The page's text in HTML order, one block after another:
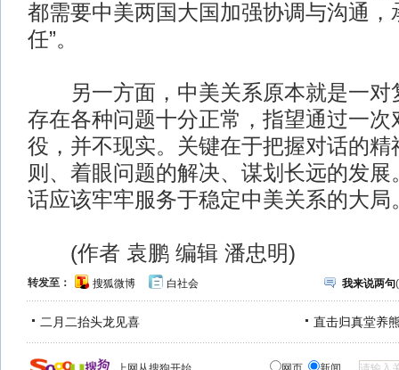
都需要中美两国大国加强协调与沟通，
任”。
另一方面，中美关系原本就是一对
存在各种问题十分正常，指望通过一次
役，并不现实。关键在于把握对话的精
则、着眼问题的解决、谋划长远的发
话应该牢牢服务于稳定中美关系的大局
(作者 袁鹏 编辑 潘忠明)
转发至： 搜狐微博 白社会 我来说两句(
二月二抬头龙见喜 直击归真堂养